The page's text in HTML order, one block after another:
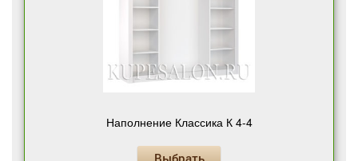
Наполнение Классика К 4-4
Выбрать